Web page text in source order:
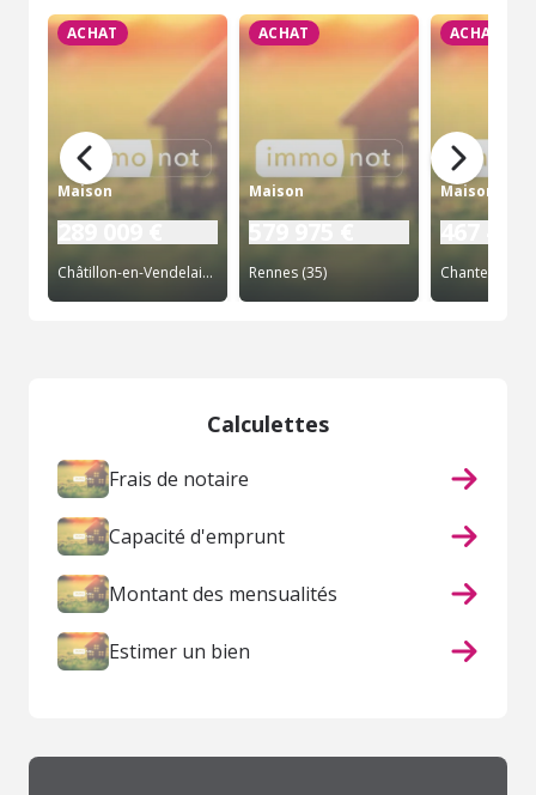
ACHAT
Maison
Châtillon-en-Vendelais (35)
ACHAT
Maison
Rennes (35)
ACHAT
Maison
Chantepie
Calculettes
Frais de notaire
Capacité d'emprunt
Montant des mensualités
Estimer un bien